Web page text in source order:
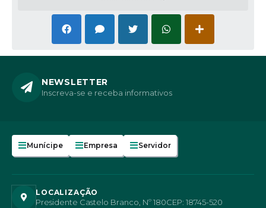
NEWSLETTER
Inscreva-se e receba informativos
Munícipe Empresa Servidor
LOCALIZAÇÃO
Presidente Castelo Branco, Nº 180CEP: 18745-520